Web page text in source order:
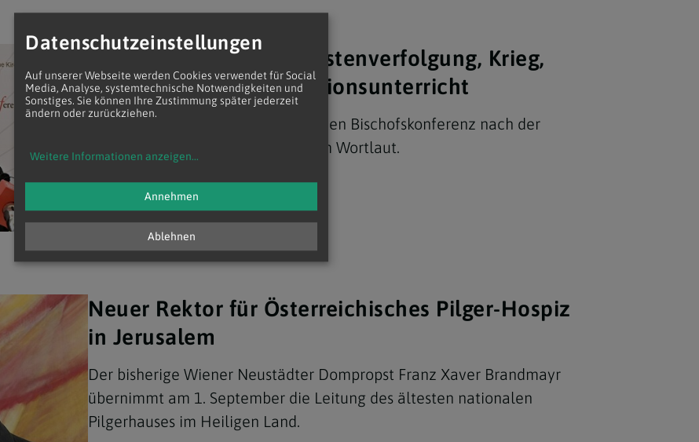
Bischofskonferenz: Christenverfolgung, Krieg,
Kinder, Armut und Religionsunterricht
Die Erklärungen der Österreichischen Bischofskonferenz nach der
Frühjahrsvollversammlung 2026 im Wortlaut.
mehr
Neuer Rektor für Österreichisches Pilger-Hospiz
in Jerusalem
Der bisherige Wiener Neustädter Dompropst Franz Xaver Brandmayr
übernimmt am 1. September die Leitung des ältesten nationalen
Pilgerhauses im Heiligen Land.
Datenschutzeinstellungen
Auf unserer Webseite werden Cookies verwendet für Social
Media, Analyse, systemtechnische Notwendigkeiten und
Sonstiges. Sie können Ihre Zustimmung später jederzeit
ändern oder zurückziehen.
Weitere Informationen anzeigen...
Ablehnen
Annehmen